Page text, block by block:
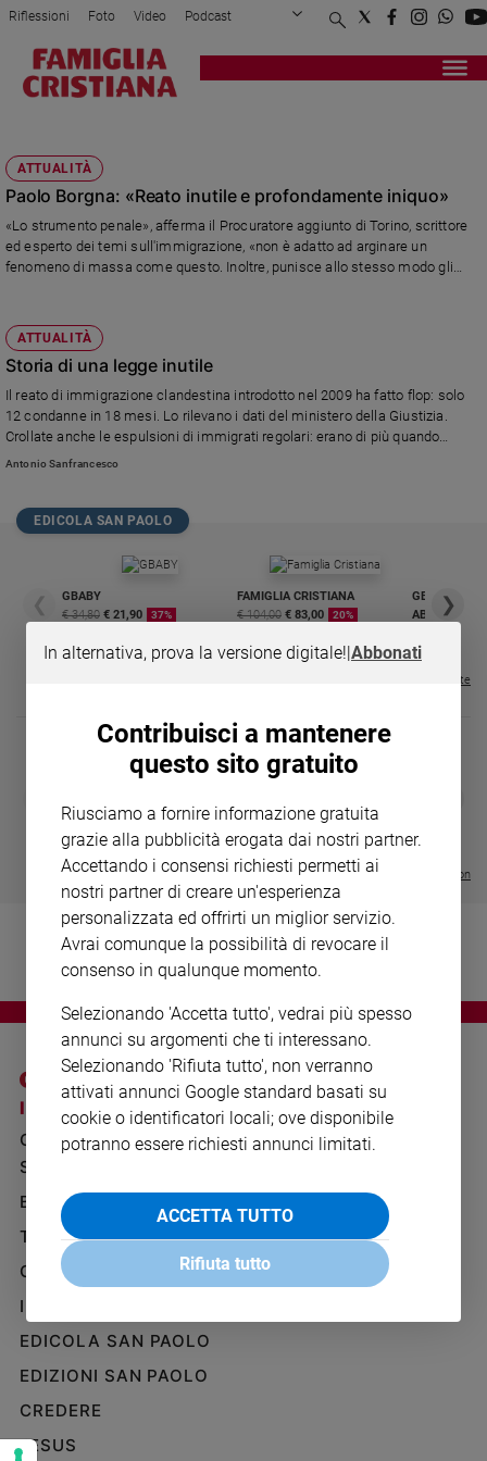
Attualità
Politica
Mondo
Economia
Legalità
Sport
Interviste
Papa
Papa
Chiesa
spiritualità
Santi
Società
Volontariato
Diritti
Aziende
di
valore
settimana
Migranti
e
inclusione
Costume
Cultura
spettacoli
Riflessioni Foto Video Podcast
Privacy Policy Chi siamo
Registrati Redazione
ATTUALITÀ
Paolo Borgna: «Reato inutile e profondamente iniquo»
«Lo strumento penale», afferma il Procuratore aggiunto di Torino, scrittore
ed esperto dei temi sull'immigrazione, «non è adatto ad arginare un
fenomeno di massa come questo. Inoltre, punisce allo stesso modo gli
ATTUALITÀ
Storia di una legge inutile
Il reato di immigrazione clandestina introdotto nel 2009 ha fatto flop: solo
12 condanne in 18 mesi. Lo rilevano i dati del ministero della Giustizia.
Crollate anche le espulsioni di immigrati regolari: erano di più quando
questo reato non c'era.
Antonio Sanfrancesco
EDICOLA SAN PAOLO
❮
GBABY
€ 34,80 € 21,90 37%
FAMIGLIA CRISTIANA
€ 104,00 € 83,00 20%
GBABY❯
Visualizza tutte le riviste
LE GRANDI BASILICHE ITALIANE
€ 64,50
€ 8,90
- € 8,90
Visualizza tutte le collection
I SITI SAN PAOLO
GRUPPO EDITORIALE
SAN PAOLO
BENESSERE
TELENOVA
GAZZETTA D'ALBA
IL GIORNALINO
EDICOLA SAN PAOLO
EDIZIONI SAN PAOLO
CREDERE
JESUS
NOTE LEGALI
PRIVACY POLICY
WHISTLEBLOWING
SOCIAL
In alternativa, prova la versione digitale!|Abbonati
Contribuisci a mantenere
questo sito gratuito
Riusciamo a fornire informazione gratuita
grazie alla pubblicità erogata dai nostri partner.
Accettando i consensi richiesti permetti ai
nostri partner di creare un'esperienza
personalizzata ed offrirti un miglior servizio.
Avrai comunque la possibilità di revocare il
consenso in qualunque momento.
Selezionando 'Accetta tutto', vedrai più spesso
annunci su argomenti che ti interessano.
Selezionando 'Rifiuta tutto', non verranno
attivati annunci Google standard basati su
cookie o identificatori locali; ove disponibile
potranno essere richiesti annunci limitati.
ACCETTA TUTTO
Rifiuta tutto